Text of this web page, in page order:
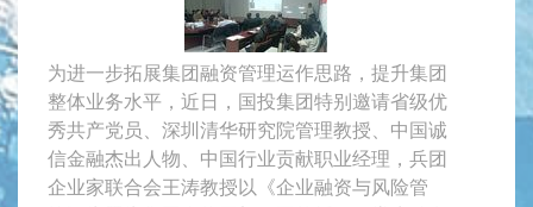
为进一步拓展集团融资管理运作思路，提升集团
整体业务水平，近日，国投集团特别邀请省级优
秀共产党员、深圳清华研究院管理教授、中国诚
信金融杰出人物、中国行业贡献职业经理，兵团
企业家联合会王涛教授以《企业融资与风险管